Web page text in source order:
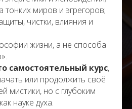
тонких миров и эгрегоров;
чистки, влияния и
жизни, а не способа
самостоятельный курс,
или продолжить своё
мистики, но с глубоким
науке духа.